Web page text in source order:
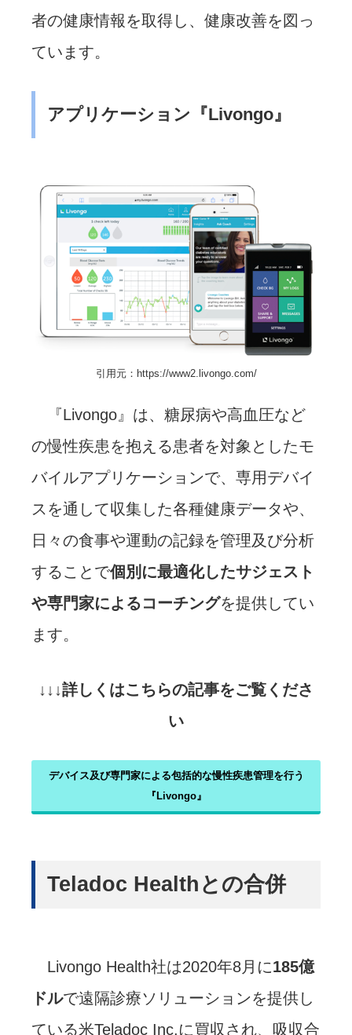
者の健康情報を取得し、健康改善を図っ
ています。
アプリケーション『Livongo』
引用元：https://www2.livongo.com/
『Livongo』は、糖尿病や高血圧など
の慢性疾患を抱える患者を対象としたモ
バイルアプリケーションで、専用デバイ
スを通して収集した各種健康データや、
日々の食事や運動の記録を管理及び分析
することで個別に最適化したサジェスト
や専門家によるコーチングを提供してい
ます。
↓↓↓詳しくはこちらの記事をご覧くださ
い
デバイス及び専門家による包括的な慢性疾患管理を行う
『Livongo』
Teladoc Healthとの合併
Livongo Health社は2020年8月に185億
ドルで遠隔診療ソリューションを提供し
ている米Teladoc Inc.に買収され、吸収合